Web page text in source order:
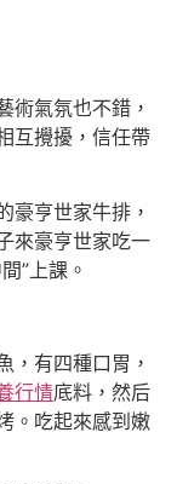
術氣氛也不錯，
互攪擾，信任帶
豪亨世家牛排，
來豪亨世家吃一
”上課。
，有四種口胃，
行情底料，然后
。吃起來感到嫩